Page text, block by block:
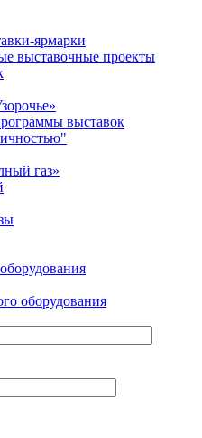
ярмарки
выставочные проекты
выставок
газ»
оборудования